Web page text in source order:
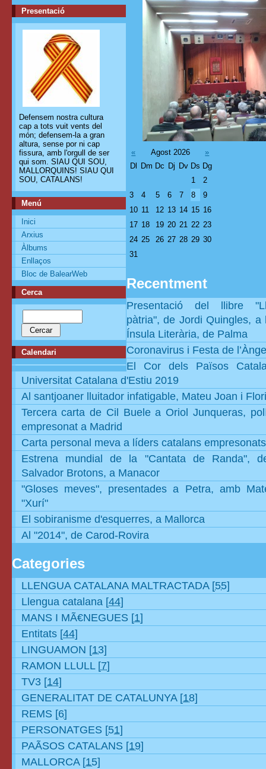
Presentació
Defensem nostra cultura
cap a tots vuit vents del
món; defensem-la a gran
altura, sense por ni cap
fissura, amb l'orgull de ser
qui som. SIAU QUI SOU,
MALLORQUINS! SIAU QUI
SOU, CATALANS!
Menú
Inici
Arxius
Àlbums
Enllaços
Bloc de BalearWeb
Cerca
Calendari
« Agost 2026
»
Dl
Dm Dc Dj Dv Ds Dg
1
2
3
4 5 6 7 8
9
10 11 12 13 14 15 16
17 18 19 20 21 22 23
24 25 26 27 28 29 30
31
Recentment
Presentació del llibre
pàtria", de Jordi Quingles, a
Ínsula Literària, de Palma
Coronavirus i Festa de
El Cor dels Països
Universitat Catalana d'Estiu 2019
Al santjoaner lluitador infatigable, Mateu Joan i
Tercera carta de Cil Buele a Oriol Junqueras,
empresonat a Madrid
Carta personal meva a líders catalans
Estrena mundial de la "Cantata de Randa",
Salvador Brotons, a Manacor
"Gloses meves", presentades a Petra, amb
"Xurí"
El sobiranisme d'esquerres, a Mallorca
Al "2014", de Carod-Rovira
Categories
LLENGUA CATALANA MALTRACTADA [55]
Llengua catalana [44]
MANS I MÃ€NEGUES [1]
Entitats [44]
LINGUAMON [13]
RAMON LLULL [7]
TV3 [14]
GENERALITAT DE CATALUNYA [18]
REMS [6]
PERSONATGES [51]
PAÃSOS CATALANS [19]
MALLORCA [15]